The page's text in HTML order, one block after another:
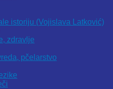
istoriju (Vojislava Latković)
zdravlje
pčelarstvo